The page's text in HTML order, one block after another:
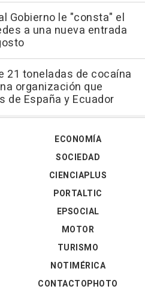
Gobierno le "consta" el
a una nueva entrada
21 toneladas de cocaína
organización que
de España y Ecuador
ECONOMÍA
SOCIEDAD
CIENCIAPLUS
PORTALTIC
EPSOCIAL
MOTOR
TURISMO
NOTIMÉRICA
CONTACTOPHOTO